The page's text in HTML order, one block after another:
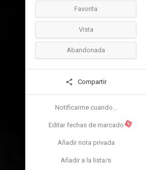
Favorita
Vista
Abandonada
Compartir
Notificarme cuando...
Editar fechas de marcado N
Añadir nota privada
Añadir a la lista/s